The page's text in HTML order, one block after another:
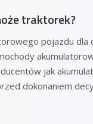
traktorek?
pojazdu dla
jak
dokonaniem